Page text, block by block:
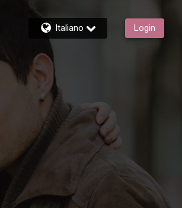
Italiano Login